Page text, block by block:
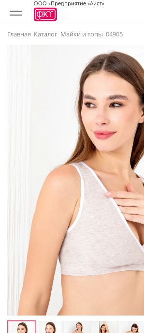
ООО «Предприятие «Аист»
Главная Каталог Майки и топы 04905